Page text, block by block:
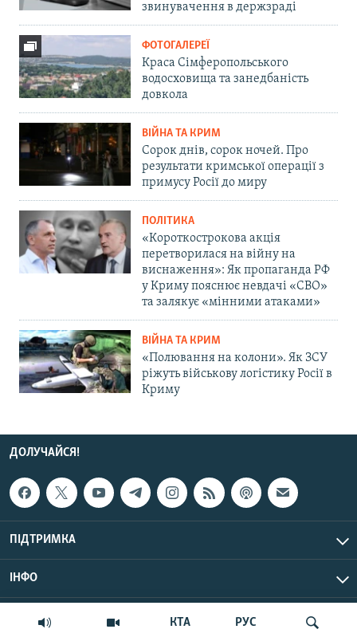
КТА РУС
звинувачення в держзраді
ФОТОГАЛЕРЕЇ
Краса Сімферопольського
водосховища та занедбаність
довкола
ВІЙНА ТА КРИМ
Сорок днів, сорок ночей. Про
результати кримської операції з
примусу Росії до миру
ПОЛІТИКА
«Короткострокова акція
перетворилася на війну на
виснаження»: Як пропаганда РФ
у Криму пояснює невдачі «СВО»
та залякує «мінними атаками»
ВІЙНА ТА КРИМ
«Полювання на колони». Як ЗСУ
ріжуть військову логістику Росії в
Криму
ДОЛУЧАЙСЯ!
ПІДТРИМКА
ІНФО
© Крим.Реалії, 2026 | Усі права застережено.